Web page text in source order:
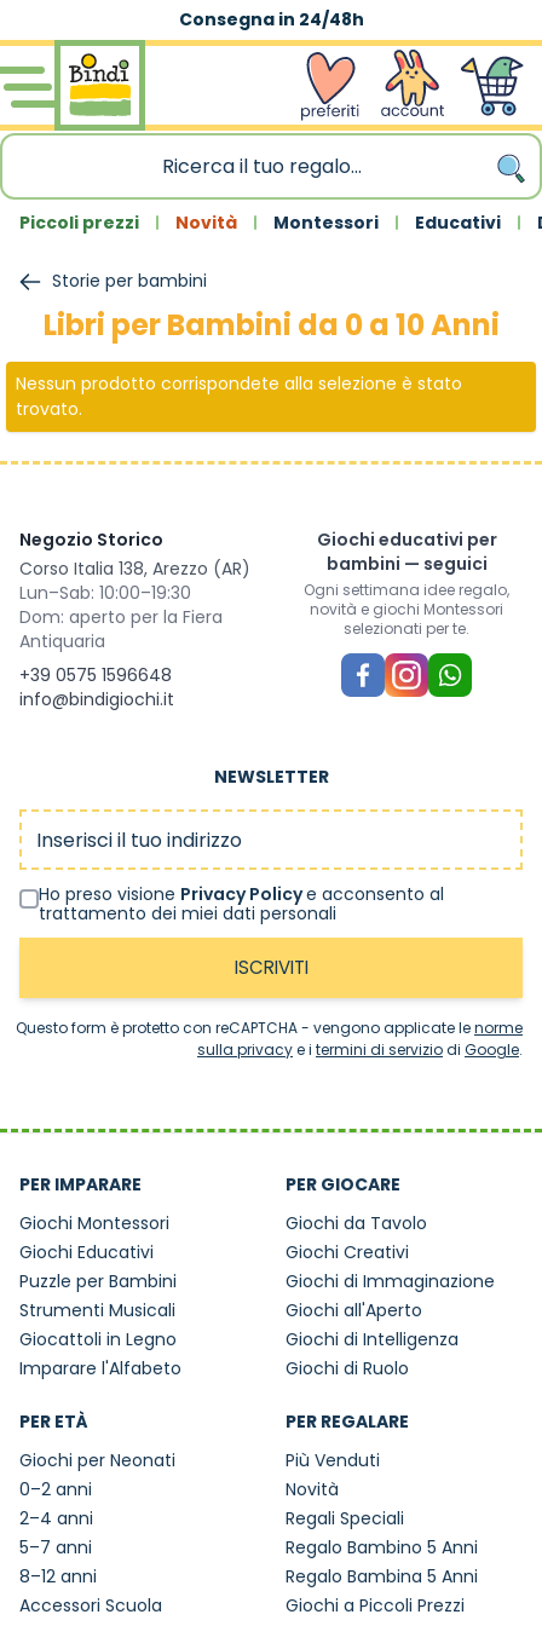
Consegna in 24/48h
Salta al contenuto
wishlist Account Carrello
Piccoli prezzi Novità Montessori Educativi
Storie per bambini
Libri per Bambini da 0 a 10 Anni
Nessun prodotto corrispondete alla selezione è stato
trovato.
Negozio Storico
Corso Italia 138, Arezzo (AR)
Lun–Sab: 10:00–19:30
Dom: aperto per la Fiera
Antiquaria
+39 0575 1596648
info@bindigiochi.it
Giochi educativi per
bambini — seguici
Ogni settimana idee regalo,
novità e giochi Montessori
selezionati per te.
NEWSLETTER
Indirizzo email
Ho preso visione Privacy Policye acconsento al
trattamento dei miei dati personali
ISCRIVITI
Questo form è protetto con reCAPTCHA - vengono applicate lenorme
sulla privacye i termini di serviziodi Google.
PER IMPARARE
Giochi Montessori
Giochi Educativi
Puzzle per Bambini
Strumenti Musicali
Giocattoli in Legno
Imparare l'Alfabeto
PER GIOCARE
Giochi da Tavolo
Giochi Creativi
Giochi di Immaginazione
Giochi all'Aperto
Giochi di Intelligenza
Giochi di Ruolo
PER ETÀ
Giochi per Neonati
0–2 anni
2–4 anni
5–7 anni
8–12 anni
Accessori Scuola
PER REGALARE
Più Venduti
Novità
Regali Speciali
Regalo Bambino 5 Anni
Regalo Bambina 5 Anni
Giochi a Piccoli Prezzi